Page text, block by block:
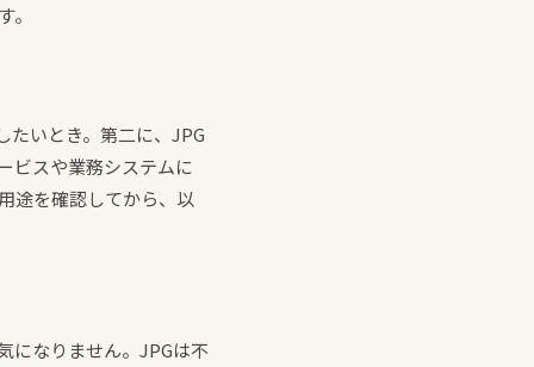
たいとき。第二に、JPG
ビスや業務システムに
途を確認してから、以
になりません。JPGは不